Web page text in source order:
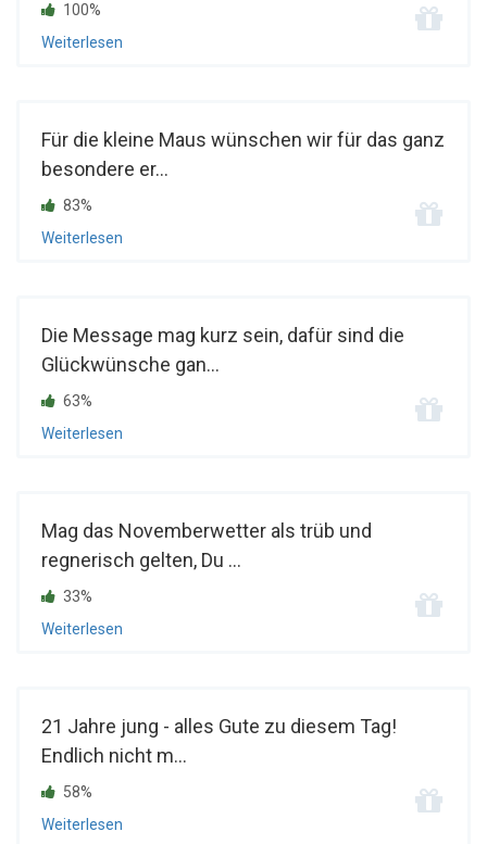
100%
Weiterlesen
Für die kleine Maus wünschen wir für das ganz
besondere er...
83%
Weiterlesen
Die Message mag kurz sein, dafür sind die
Glückwünsche gan...
63%
Weiterlesen
Mag das Novemberwetter als trüb und
regnerisch gelten, Du ...
33%
Weiterlesen
21 Jahre jung - alles Gute zu diesem Tag!
Endlich nicht m...
58%
Weiterlesen